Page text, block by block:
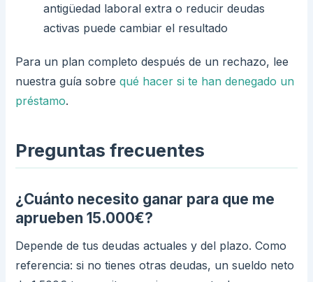
antigüedad laboral extra o reducir deudas
activas puede cambiar el resultado
Para un plan completo después de un rechazo, lee
nuestra guía sobrequé hacer si te han denegado un
préstamo.
Preguntas frecuentes
¿Cuánto necesito ganar para que me
aprueben 15.000€?
Depende de tus deudas actuales y del plazo. Como
referencia: si no tienes otras deudas, un sueldo neto